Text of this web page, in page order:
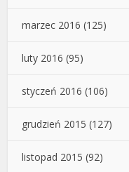
marzec 2016 (125)
luty 2016 (95)
styczeń 2016 (106)
grudzień 2015 (127)
listopad 2015 (92)